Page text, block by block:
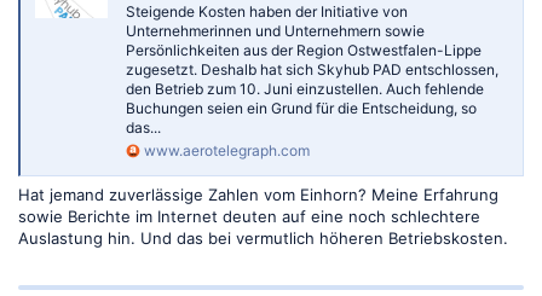
Steigende Kosten haben der Initiative von
Unternehmerinnen und Unternehmern sowie
Persönlichkeiten aus der Region Ostwestfalen-Lippe
zugesetzt. Deshalb hat sich Skyhub PAD entschlossen,
den Betrieb zum 10. Juni einzustellen. Auch fehlende
Buchungen seien ein Grund für die Entscheidung, so
das...
www.aerotelegraph.com
Hat jemand zuverlässige Zahlen vom Einhorn? Meine Erfahrung
sowie Berichte im Internet deuten auf eine noch schlechtere
Auslastung hin. Und das bei vermutlich höheren Betriebskosten.